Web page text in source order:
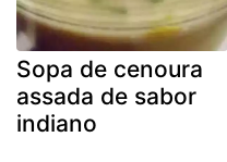
Sopa de cenoura
assada de sabor
indiano